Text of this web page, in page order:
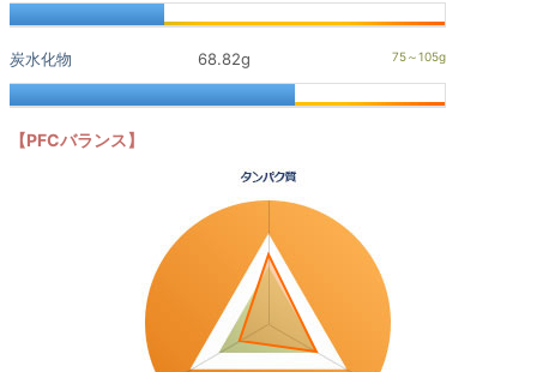
炭水化物 68.82g
【PFCバランス】